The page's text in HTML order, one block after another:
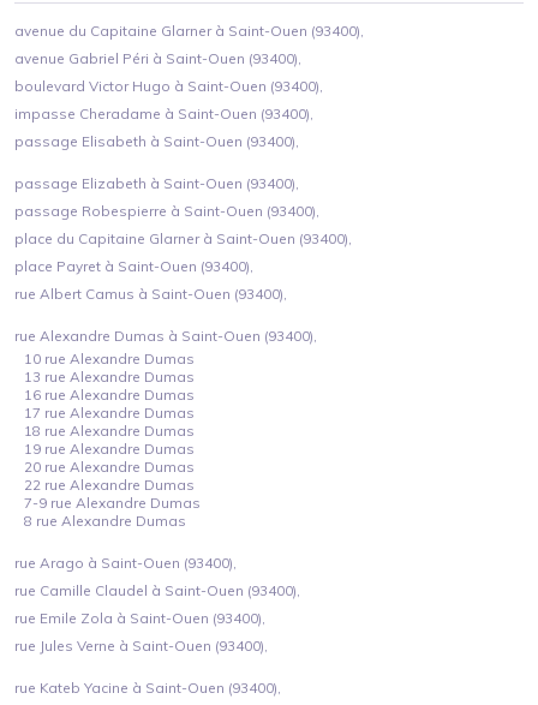
avenue du Capitaine Glarner à Saint-Ouen (93400),
avenue Gabriel Péri à Saint-Ouen (93400),
boulevard Victor Hugo à Saint-Ouen (93400),
impasse Cheradame à Saint-Ouen (93400),
passage Elisabeth à Saint-Ouen (93400),
passage Elizabeth à Saint-Ouen (93400),
passage Robespierre à Saint-Ouen (93400),
place du Capitaine Glarner à Saint-Ouen (93400),
place Payret à Saint-Ouen (93400),
rue Albert Camus à Saint-Ouen (93400),
rue Alexandre Dumas à Saint-Ouen (93400),
10 rue Alexandre Dumas
13 rue Alexandre Dumas
16 rue Alexandre Dumas
17 rue Alexandre Dumas
18 rue Alexandre Dumas
19 rue Alexandre Dumas
20 rue Alexandre Dumas
22 rue Alexandre Dumas
7-9 rue Alexandre Dumas
8 rue Alexandre Dumas
rue Arago à Saint-Ouen (93400),
rue Camille Claudel à Saint-Ouen (93400),
rue Emile Zola à Saint-Ouen (93400),
rue Jules Verne à Saint-Ouen (93400),
rue Kateb Yacine à Saint-Ouen (93400),